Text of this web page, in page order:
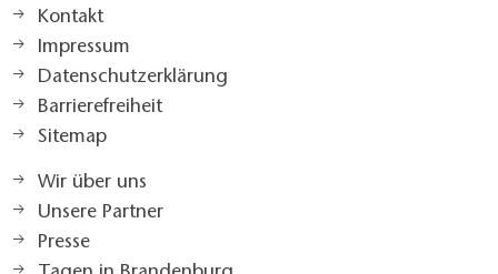
Kontakt
Impressum
Datenschutzerklärung
Barrierefreiheit
Sitemap
Wir über uns
Unsere Partner
Presse